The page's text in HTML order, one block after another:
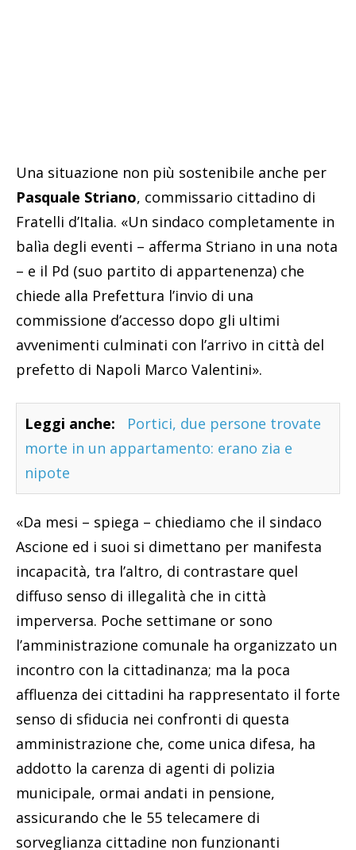
Una situazione non più sostenibile anche per
Pasquale Striano, commissario cittadino di
Fratelli d’Italia. «Un sindaco completamente in
balìa degli eventi – afferma Striano in una nota
– e il Pd (suo partito di appartenenza) che
chiede alla Prefettura l’invio di una
commissione d’accesso dopo gli ultimi
avvenimenti culminati con l’arrivo in città del
prefetto di Napoli Marco Valentini».
Leggi anche:
Portici, due persone trovate
morte in un appartamento: erano zia e
nipote
«Da mesi – spiega – chiediamo che il sindaco
Ascione ed i suoi si dimettano per manifesta
incapacità, tra l’altro, di contrastare quel
diffuso senso di illegalità che in città
imperversa. Poche settimane or sono
l’amministrazione comunale ha organizzato un
incontro con la cittadinanza; ma la poca
affluenza dei cittadini ha rappresentato il forte
senso di sfiducia nei confronti di questa
amministrazione che, come unica difesa, ha
addotto la carenza di agenti di polizia
municipale, ormai andati in pensione,
assicurando che le 55 telecamere di
sorveglianza cittadine non funzionanti